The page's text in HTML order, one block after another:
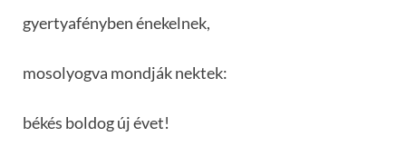
gyertyafényben énekelnek,
mosolyogva mondják nektek:
békés boldog új évet!